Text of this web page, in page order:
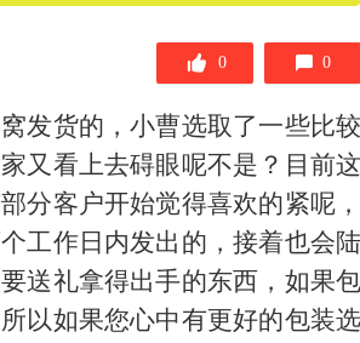
0 0
发货的，小曹选取了一些比较
又看上去碍眼呢不是？目前这
分客户开始觉得喜欢的紧呢，
工作日内发出的，接着也会陆
送礼拿得出手的东西，如果包
以如果您心中有更好的包装选